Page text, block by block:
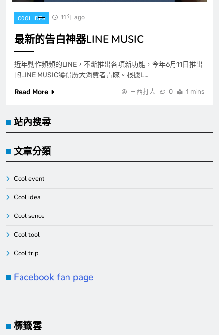
COOL IDEA 11 年 ago
最新的告白神器LINE MUSIC
近年動作頻頻的LINE，不斷推出各項新功能，今年6月11日推出
的LINE MUSIC獲得廣大消費者青睞。根據L…
Read More
三西打人 0 1 mins
站內搜尋
文章分類
Cool event
Cool idea
Cool sence
Cool tool
Cool trip
Facebook fan page
標籤雲